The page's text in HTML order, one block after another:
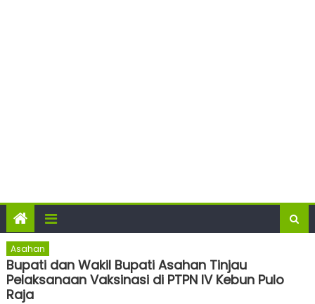
Asahan
Bupati dan Wakil Bupati Asahan Tinjau
Pelaksanaan Vaksinasi di PTPN IV Kebun Pulo
Raja